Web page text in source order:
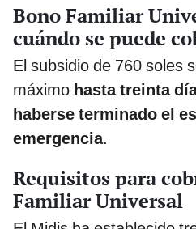
Bono Familiar
cuándo se puede
El subsidio de 760 soles
máximo hasta treinta
haberse terminado el
emergencia.
Requisitos para
Familiar Universal